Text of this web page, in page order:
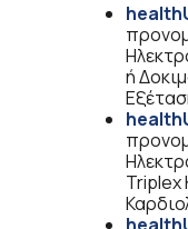
ή
Triplex